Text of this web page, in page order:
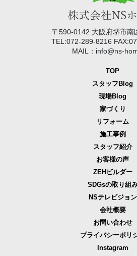
〒590-0142 大阪府堺市南
TEL:072-289-8216
MAIL：info@ns-
TOP
スタッフBlog
現場Blog
家づくり
リフォーム
施工事例
スタッフ紹介
お客様の声
ZEHビルダー
SDGsの取り組
NSテレビジョン
会社概要
お問い合わせ
プライバシーポリ
Instagram